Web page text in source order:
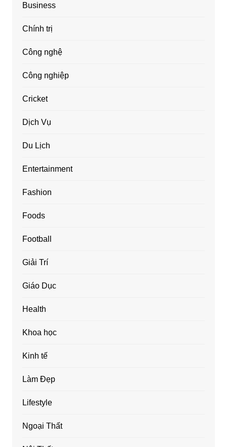
Business
Chính trị
Công nghệ
Công nghiệp
Cricket
Dịch Vụ
Du Lịch
Entertainment
Fashion
Foods
Football
Giải Trí
Giáo Dục
Health
Khoa học
Kinh tế
Làm Đẹp
Lifestyle
Ngoại Thất